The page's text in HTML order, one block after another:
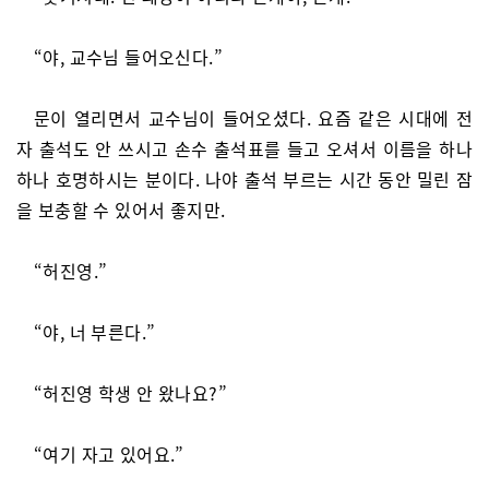
“야, 교수님 들어오신다.”
문이 열리면서 교수님이 들어오셨다. 요즘 같은 시대에 전
자 출석도 안 쓰시고 손수 출석표를 들고 오셔서 이름을 하나
하나 호명하시는 분이다. 나야 출석 부르는 시간 동안 밀린 잠
을 보충할 수 있어서 좋지만.
“허진영.”
“야, 너 부른다.”
“허진영 학생 안 왔나요?”
“여기 자고 있어요.”